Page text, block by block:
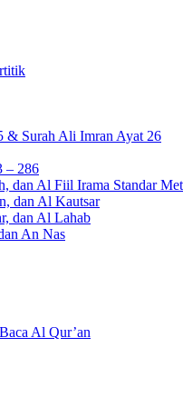
& Surah Ali Imran Ayat 26
– 286
dan Al Fiil Irama Standar
dan Al Kautsar
dan Al Lahab
An Nas
Al Qur’an